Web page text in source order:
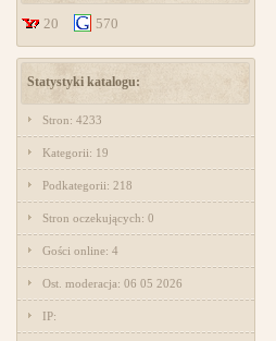
20 570
Statystyki katalogu:
Stron: 4233
Kategorii: 19
Podkategorii: 218
Stron oczekujących: 0
Gości online: 4
Ost. moderacja: 06 05 2026
IP: